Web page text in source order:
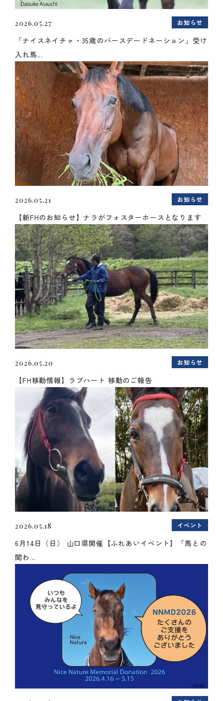
2026.05.27 お知らせ
「ナイスネイチャ・35歳のバースデードネーション」受け
入れ馬...
2026.05.21 お知らせ
【新FHのお知らせ】ナラがフォスターホースとなります
2026.05.20 お知らせ
【FH移動情報】ラブハート 移動のご報告
2026.05.18 イベント
6月14日（日） 山口県開催【ふれあいイベント】「馬との
関わ...